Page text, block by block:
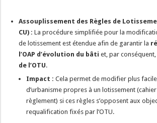
Assouplissement des Règles de
CU) : La procédure simplifiée pour la
de lotissement est étendue afin de garantir la
l’OAP d’évolution du bâti et, par conséquent,
de l’OTU.
Impact : Cela permet de modifier plus
d’urbanisme propres à un lotissement
règlement) si ces règles s’opposent aux
requalification fixés par l’OTU.